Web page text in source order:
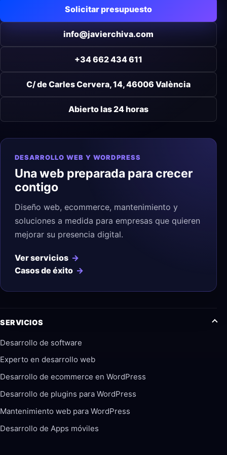
Solicitar presupuesto
info@javierchiva.com
+34 662 434 611
C/ de Carles Cervera, 14, 46006 València
Abierto las 24 horas
DESARROLLO WEB Y WORDPRESS
Una web preparada para crecer
contigo
Diseño web, ecommerce, mantenimiento y
soluciones a medida para empresas que quieren
mejorar su presencia digital.
Ver servicios
Casos de éxito
SERVICIOS
Desarrollo de software
Experto en desarrollo web
Desarrollo de ecommerce en WordPress
Desarrollo de plugins para WordPress
Mantenimiento web para WordPress
Desarrollo de Apps móviles